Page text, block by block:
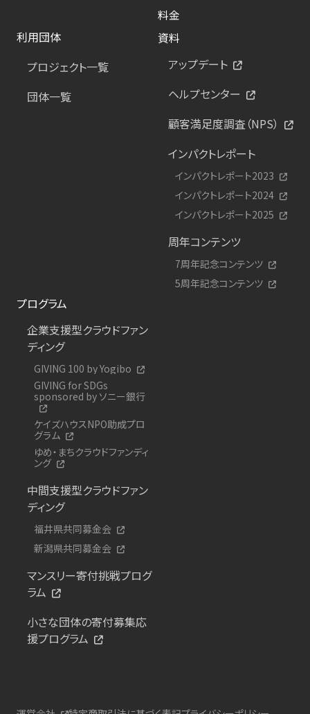
料金
利用団体
プロジェクト一覧
団体一覧
資料
アップデート
ヘルプセンター
顧客満足度調査（NPS）
インパクトレポート
インパクトレポート2023
インパクトレポート2024
インパクトレポート2025
周年コンテンツ
7周年記念コンテンツ
5周年記念コンテンツ
プログラム
企業支援型クラウドファン
ディング
GIVING 100 by Yogibo
GIVING for SDGs
sponsored by ソニー銀行
ケイズハウスNPO助成プロ
グラム
ゆめ・まちクラウドファンディ
ング
中間支援型クラウドファン
ディング
福井県共同募金会
新潟県共同募金会
マンスリー寄付挑戦プログ
ラム
小さな団体の寄付募集応
援プログラム